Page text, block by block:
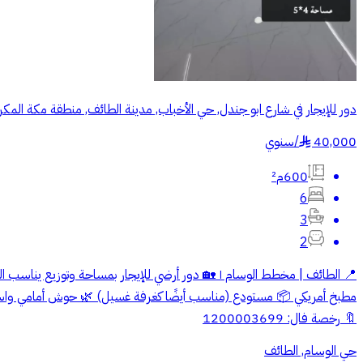
دور للإيجار في شارع ابو جندل, حي الأخباب, مدينة الطائف, منطقة مكة
40,000
§
/سنوي
600م²
6
3
2
🔖 رخصة فال: 1200003699
حي الوسام, الطائف